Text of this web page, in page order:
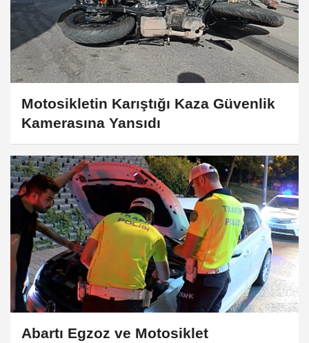
Motosikletin Karıştığı Kaza Güvenlik
Kamerasına Yansıdı
Abartı Egzoz ve Motosiklet